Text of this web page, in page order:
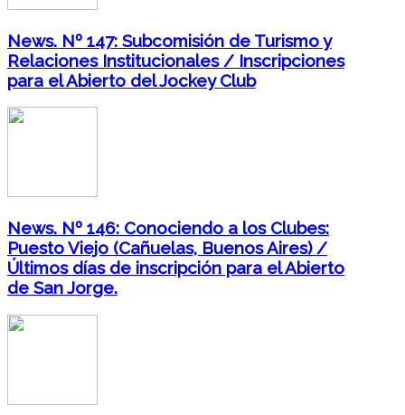
News. Nº 147: Subcomisión de Turismo y
Relaciones Institucionales / Inscripciones
para el Abierto del Jockey Club
News. Nº 146: Conociendo a los Clubes:
Puesto Viejo (Cañuelas, Buenos Aires) /
Últimos días de inscripción para el Abierto
de San Jorge.